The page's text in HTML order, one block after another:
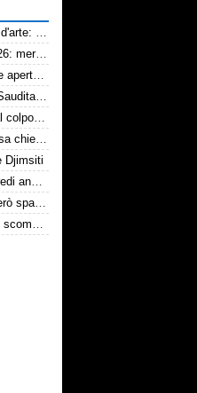
AP Group Mapello - Il cappotto fatto a regola d'arte: qualità certificata ICMQ
Atalanta, il borsino aggiornato al 6 agosto 2026: mercato in entrata ancora in stand-by. Si lavora sulle cessioni
Volti nerazzurri Frana Gomme Madone - Porte aperte alla New Balance Arena: i volti dei tifosi della Dea
Djimsiti saluta Bergamo: il futuro è in Arabia Saudita! Tre milioni e firma biennale
Diao nel mirino dell'Atalanta: Giuntoli pensa al colpo dal Como
TA, la voce dei tifosi - Tra sogni e sospiri: cosa chiedono davvero i tifosi dell'Atalanta
Djimsiti
Esposito, il Cagliari parla di estorsione: Giuffredi annuncia denuncia
Danilo, sondaggio dell'Atalanta: il Botafogo però spara alto
La tela con lo strappo: perché Diao è il tipo di scommessa che Giuntoli ama